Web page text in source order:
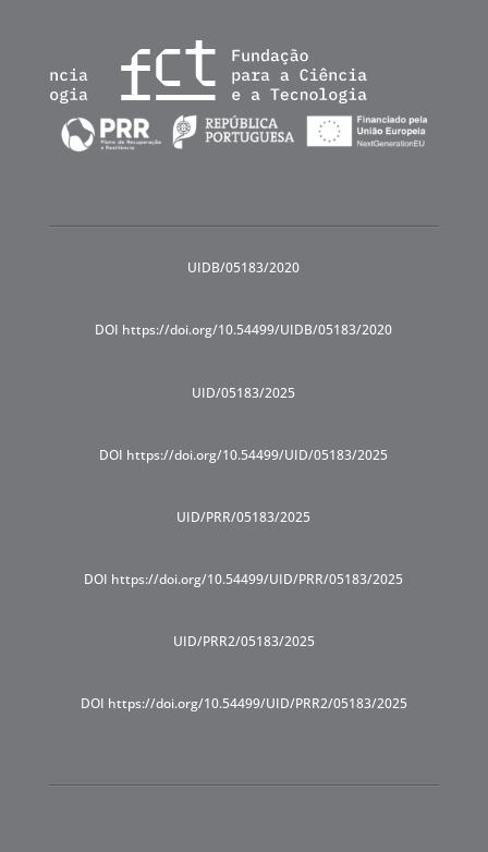
UIDB/05183/2020
DOI https://doi.org/10.54499/UIDB/05183/2020
UID/05183/2025
DOI https://doi.org/10.54499/UID/05183/2025
UID/PRR/05183/2025
DOI https://doi.org/10.54499/UID/PRR/05183/2025
UID/PRR2/05183/2025
DOI https://doi.org/10.54499/UID/PRR2/05183/2025